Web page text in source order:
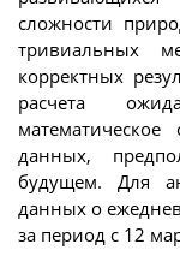
сложности
тривиальных
корректных
расчета
данных,
будущем. Для
данных о
за период с 12